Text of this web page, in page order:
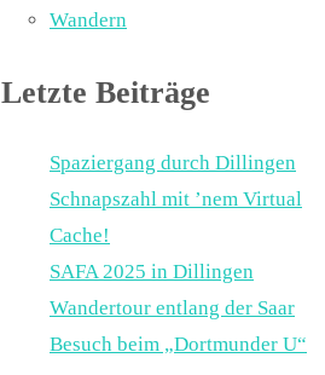
Wandern
Letzte Beiträge
Spaziergang durch Dillingen
Schnapszahl mit ’nem Virtual
Cache!
SAFA 2025 in Dillingen
Wandertour entlang der Saar
Besuch beim „Dortmunder U“